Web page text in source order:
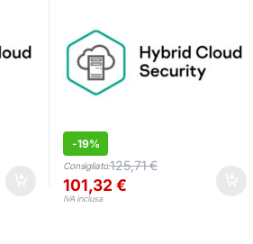
-19%
Consigliato:125,71€
101,32€
IVA inclusa